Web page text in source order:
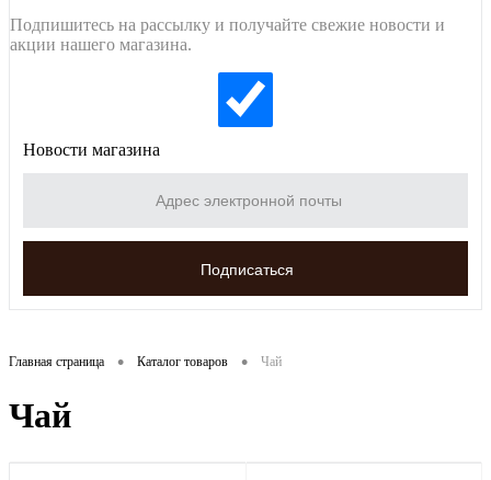
Подпишитесь на рассылку и получайте свежие новости и
акции нашего магазина.
Новости магазина
Главная страница • Каталог товаров • Чай
Чай